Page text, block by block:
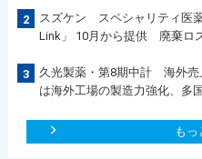
2
スズケン スペシャリティ医
Link」 10月から提供 廃棄ロ
3
久光製薬・第8期中計 海外
は海外工場の製造力強化、多
もっ